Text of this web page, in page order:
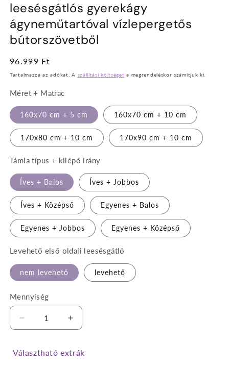
leesésgátlós gyerekágy
ágyneműtartóval vízlepergetős
bútorszövetből
Normál
ár
96.999 Ft
Tartalmazza az adókat. A szállítási költséget a megrendeléskor számítjuk ki.
Méret + Matrac
160x70 cm + 5 cm 160x70 cm + 10 cm
170x80 cm + 10 cm 170x90 cm + 10 cm
Támla típus + kilépő irány
Íves + Balos Íves + Jobbos
Íves + Középső Egyenes + Balos
Egyenes + Jobbos Egyenes + Középső
Levehető első oldali leesésgátló
nem levehető levehető
Mennyiség
Sötétbarna
körbetámlás
gyerekágy
Sötétbarna
körbetámlás
gyerekágy
Választható extrák